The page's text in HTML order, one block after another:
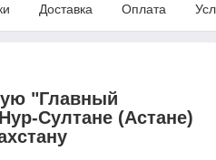
Доставка Оплата
"Главный
Султане (Астане)